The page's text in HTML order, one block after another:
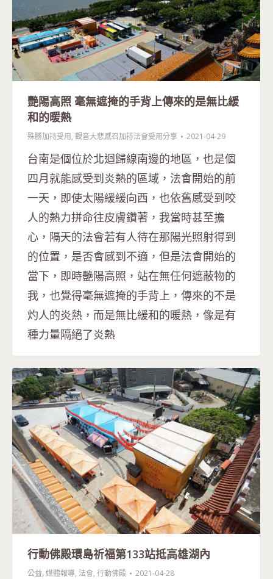
艷陽高照 毫無遮掩的手背上傳來的是無比緩
和的暖熱
殊勝加持受用, 觀音大悲感召加持法會受用分享 2021-04-29
台南是個位於北迴歸線南邊的地區，也是個
四月就能感受到炎熱的區域，法會開始的前
一天，即使太陽緩緩向西，也依舊感受到咬
人的熱力拼命往皮膚鑽著，我當時甚至擔
心，隔天的法會若有人待在那陽光照射得到
的位置，是否會感到不適，但是法會開始的
當下，即時艷陽高照，站在無任何遮蔽物的
我，也覺得毫無遮掩的手背上，傳來的不是
灼人的炎熱，而是無比緩和的暖熱，像是有
種力量隔絕了炎熱
行動佛殿環島祈福第133站抵高雄湖內
公益, 媒體報導, 法會, 行動佛殿 2021-04-28